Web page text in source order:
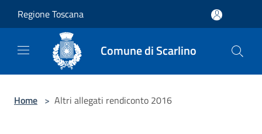
Regione Toscana
Comune di Scarlino
Home > Altri allegati rendiconto 2016